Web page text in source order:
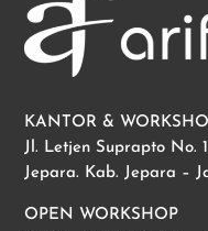
KANTOR &
Jl. Letjen Suprapto No.
Jepara. Kab. Jepara –
OPEN WORKSHOP